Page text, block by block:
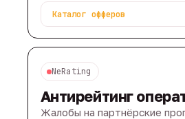
Каталог офферов
NeRating
Антирейтинг
Жалобы на партнёрские